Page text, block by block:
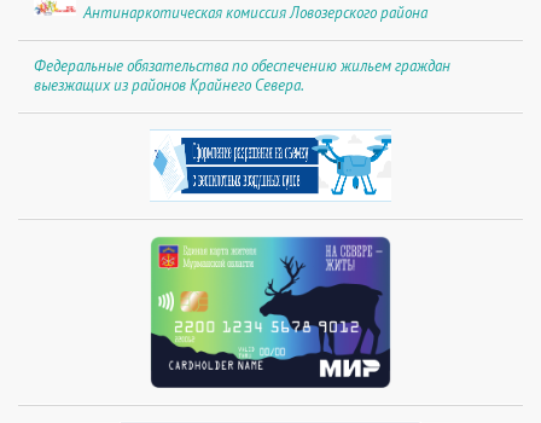
Антинаркотическая комиссия Ловозерского района
Федеральные обязательства по обеспечению жильем граждан
выезжащих из районов Крайнего Севера.